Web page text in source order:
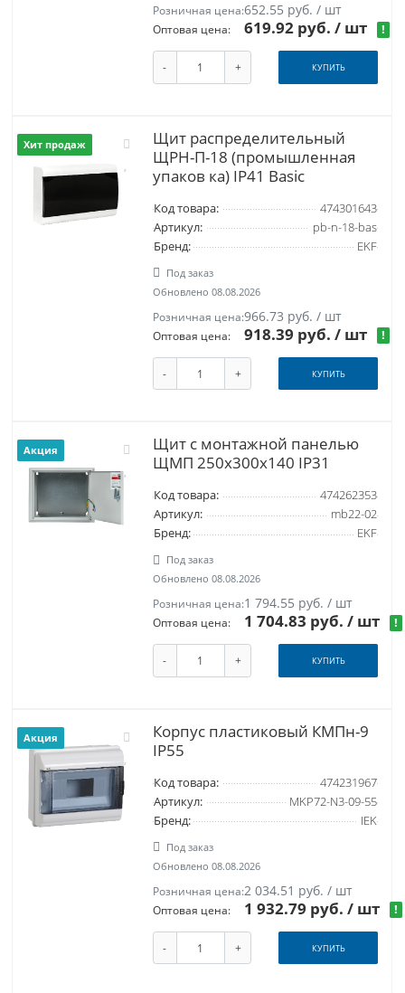
Розничная цена:652.55 руб. / шт
Оптовая цена: 619.92 руб./ шт !
- + КУПИТЬ
Хит продаж
Щит распределительный
ЩРН-П-18 (промышленная
упаков ка) IP41 Basic
Код товара:
474301643
Артикул:
pb-n-18-bas
Бренд:
EKF
Под заказ
Обновлено 08.08.2026
Розничная цена:966.73 руб. / шт
Оптовая цена: 918.39 руб./ шт !
- + КУПИТЬ
Акция
Щит с монтажной панелью
ЩМП 250х300х140 IP31
Код товара:
474262353
Артикул:
mb22-02
Бренд:
EKF
Под заказ
Обновлено 08.08.2026
Розничная цена:1 794.55 руб. / шт
Оптовая цена: 1 704.83 руб./ шт !
- + КУПИТЬ
Акция
Корпус пластиковый КМПн-9
IP55
Код товара:
474231967
Артикул:
MKP72-N3-09-55
Бренд:
IEK
Под заказ
Обновлено 08.08.2026
Розничная цена:2 034.51 руб. / шт
Оптовая цена: 1 932.79 руб./ шт !
- + КУПИТЬ